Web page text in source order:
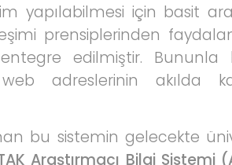
yapılabilmesi için basit
prensiplerinden
edilmiştir. Bununla
adreslerinin akılda
bu sistemin gelecekte
Araştırmacı Bilgi Sistemi